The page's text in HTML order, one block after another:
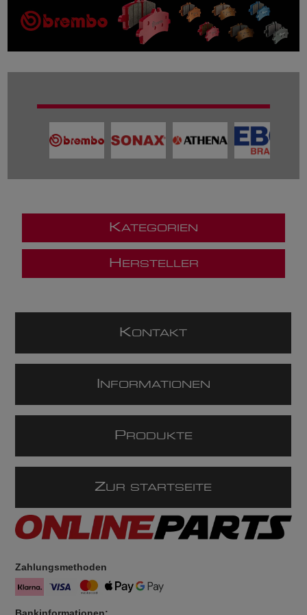
KATEGORIEN
H ERSTELLER
KONTAKT
NFORMATIONEN
P RODUKTE
ZUR STARTSEITE
Zahlungsmethoden
Bankinformationen: